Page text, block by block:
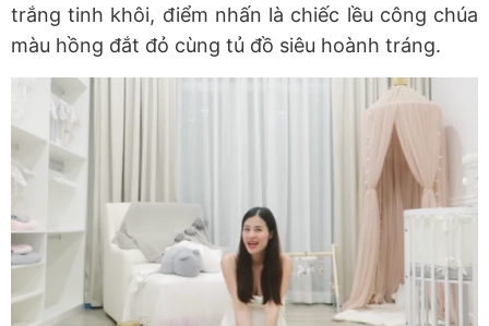
trắng tinh khôi, điểm nhấn là chiếc lều công chúa
màu hồng đắt đỏ cùng tủ đồ siêu hoành tráng.